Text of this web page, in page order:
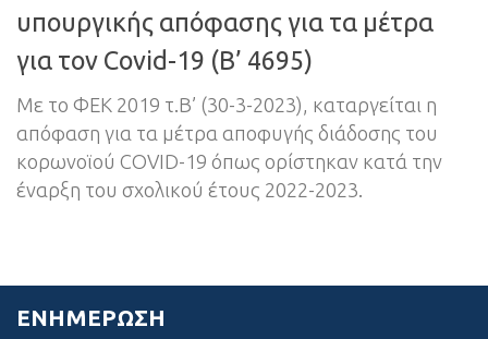
υπουργικής απόφασης για τα μέτρα
για τον Covid-19 (B’ 4695)
Με το ΦΕΚ 2019 τ.Β’ (30-3-2023), καταργείται η
απόφαση για τα μέτρα αποφυγής διάδοσης του
κορωνοϊού COVID-19 όπως ορίστηκαν κατά την
έναρξη του σχολικού έτους 2022-2023.
ΕΝΗΜΈΡΩΣΗ